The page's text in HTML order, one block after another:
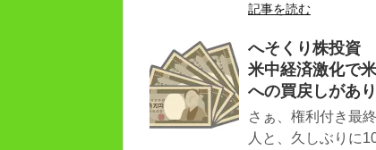
記事を読む
へそくり株投資
米中経済激化で
への買戻しがあり
さぁ、権利付き最
人と、久しぶりに